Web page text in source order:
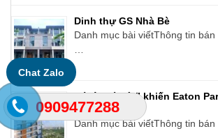
Dinh thự GS Nhà Bè
Danh mục bài viếtThông tin
…
Hé lộ “bí mật” khiến Eaton
điểm đầu tư
Danh mục bài viếtThông tin
Chat Zalo
0909477288